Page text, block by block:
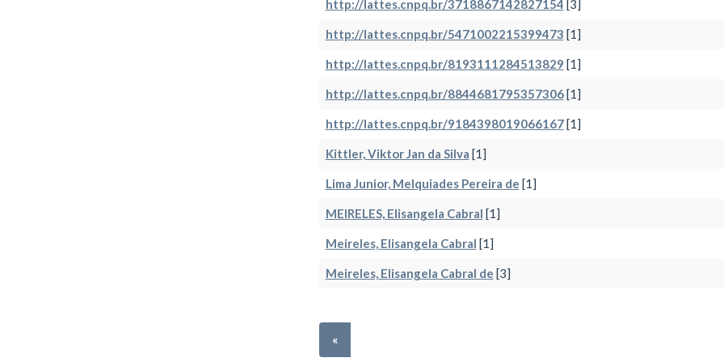
http://lattes.cnpq.br/3718867142827154 [3]
http://lattes.cnpq.br/5471002215399473 [1]
http://lattes.cnpq.br/8193111284513829 [1]
http://lattes.cnpq.br/8844681795357306[1]
http://lattes.cnpq.br/9184398019066167[1]
Kittler, Viktor Jan da Silva [1]
Lima Junior, Melquiades Pereira de [1]
MEIRELES, Elisangela Cabral [1]
Meireles, Elisangela Cabral [1]
Meireles, Elisangela Cabral de [3]
«